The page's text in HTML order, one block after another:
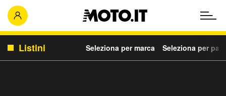
Listini Seleziona per marca Seleziona per